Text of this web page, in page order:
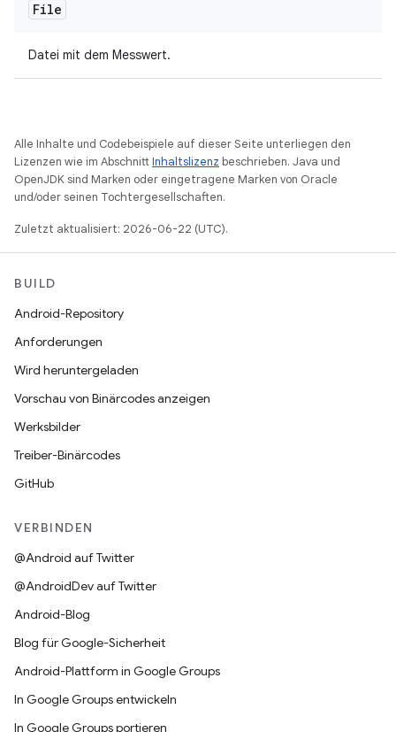
File
Datei mit dem Messwert.
Alle Inhalte und Codebeispiele auf dieser Seite unterliegen den
Lizenzen wie im AbschnittInhaltslizenz beschrieben. Java und
OpenJDK sind Marken oder eingetragene Marken von Oracle
und/oder seinen Tochtergesellschaften.
Zuletzt aktualisiert: 2026-06-22 (UTC).
BUILD
Android-Repository
Anforderungen
Wird heruntergeladen
Vorschau von Binärcodes anzeigen
Werksbilder
Treiber-Binärcodes
GitHub
VERBINDEN
@Android auf Twitter
@AndroidDev auf Twitter
Android-Blog
Blog für Google-Sicherheit
Android-Plattform in Google Groups
In Google Groups entwickeln
In Google Groups portieren